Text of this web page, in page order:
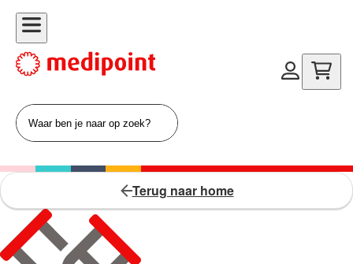
Terug naar home